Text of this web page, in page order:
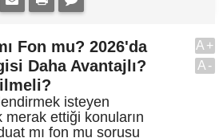
Fon mu? 2026'da
Daha Avantajlı?
isteyen
merak ettiği konuların
mı fon mu sorusu
A+
A-